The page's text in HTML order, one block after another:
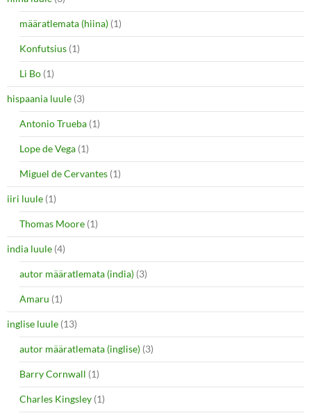
määratlemata (hiina) (1)
Konfutsius (1)
Li Bo (1)
hispaania luule (3)
Antonio Trueba (1)
Lope de Vega (1)
Miguel de Cervantes (1)
iiri luule (1)
Thomas Moore (1)
india luule (4)
autor määratlemata (india) (3)
Amaru (1)
inglise luule (13)
autor määratlemata (inglise) (3)
Barry Cornwall (1)
Charles Kingsley (1)